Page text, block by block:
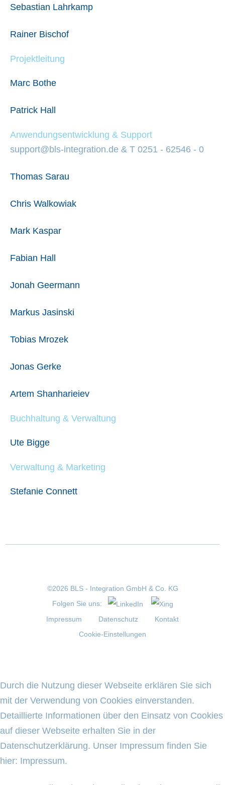
Sebastian Lahrkamp
Rainer Bischof
Projektleitung
Marc Bothe
Patrick Hall
Anwendungsentwicklung & Support
support@bls-integration.de &T 0251 - 62546 - 0
Thomas Sarau
Chris Walkowiak
Mark Kaspar
Fabian Hall
Jonah Geermann
Markus Jasinski
Tobias Mrozek
Jonas Gerke
Artem Shanharieiev
Buchhaltung & Verwaltung
Ute Bigge
Verwaltung & Marketing
Stefanie Connett
©2026 BLS - Integration GmbH & Co. KG
Folgen Sie uns:
Impressum
Datenschutz
Kontakt
Cookie-Einstellungen
Durch die Nutzung dieser Webseite erklären Sie sich
mit der Verwendung von Cookies einverstanden.
Detaillierte Informationen über den Einsatz von Cookies
auf dieser Webseite erhalten Sie in der
Datenschutzerklärung. Unser Impressum finden Sie
hier: Impressum.